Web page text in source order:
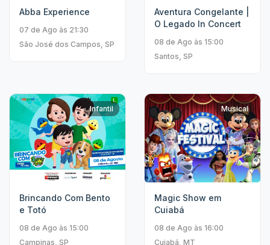
Abba Experience
07 de Ago às 21:30
São José dos Campos, SP
Aventura Congelante |
O Legado In Concert
08 de Ago às 15:00
Santos, SP
Infantil
Brincando Com Bento
e Totó
08 de Ago às 15:00
Campinas, SP
Musical
Magic Show em
Cuiabá
08 de Ago às 16:00
Cuiabá, MT